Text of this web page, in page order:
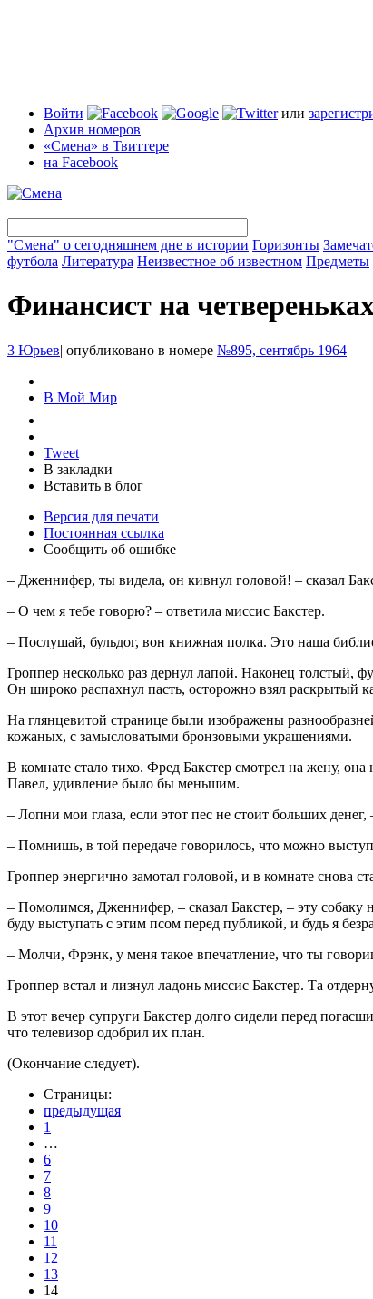
Войти или
Архив номеров
«Смена» в Твиттере
на Facebook
"Смена" о сегодняшнем дне в истории Горизонты
футбола Литература Неизвестное об известном Предметы
Финансист на
3 Юрьев| опубликовано в номере №895, сентябрь 1964
В Мой Мир
Tweet
В закладки
Вставить в блог
Версия для печати
Постоянная ссылка
Сообщить об ошибке
– Дженнифер, ты видела, он кивнул головой! – сказал
– О чем я тебе говорю? – ответила миссис Бакстер.
– Послушай, бульдог, вон книжная полка. Это наша
Гроппер несколько раз дернул лапой. Наконец толстый,
Он широко распахнул пасть, осторожно взял раскрытый
На глянцевитой странице были изображены
кожаных, с замысловатыми бронзовыми украшениями.
В комнате стало тихо. Фред Бакстер смотрел на жену,
Павел, удивление было бы меньшим.
– Лопни мои глаза, если этот пес не стоит больших денег,
– Помнишь, в той передаче говорилось, что можно
Гроппер энергично замотал головой, и в комнате снова
– Помолимся, Дженнифер, – сказал Бакстер, – эту
буду выступать с этим псом перед публикой, и будь я
– Молчи, Фрэнк, у меня такое впечатление, что ты
Гроппер встал и лизнул ладонь миссис Бакстер. Та
В этот вечер супруги Бакстер долго сидели перед
что телевизор одобрил их план.
(Окончание следует).
Страницы:
предыдущая
1
…
6
7
8
9
10
11
12
13
14